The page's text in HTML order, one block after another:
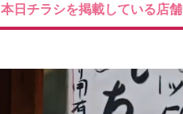
本日チラシを掲載している店